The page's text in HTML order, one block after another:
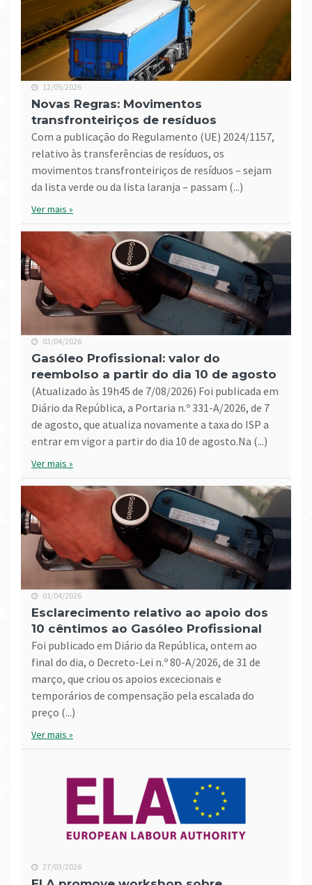
12/05/2026
Novas Regras: Movimentos
transfronteiriços de resíduos
Com a publicação do Regulamento (UE) 2024/1157,
relativo às transferências de resíduos, os
movimentos transfronteiriços de resíduos – sejam
da lista verde ou da lista laranja – passam (...)
Ver mais »
03/04/2026
Gasóleo Profissional: valor do
reembolso a partir do dia 10 de agosto
(atualizado às 19h45 de 7/08/2026) Foi publicada em
Diário da República, a Portaria n.º 331-A/2026, de 7
de agosto, que atualiza novamente a taxa do ISP a
entrar em vigor a partir do dia 10 de agosto.Na (...)
Ver mais »
01/04/2026
Esclarecimento relativo ao apoio dos
10 cêntimos ao Gasóleo Profissional
Foi publicado em Diário da República, ontem ao
final do dia, o Decreto-Lei n.º 80-A/2026, de 31 de
março, que criou os apoios excecionais e
temporários de compensação pela escalada do
preço (...)
Ver mais »
27/03/2026